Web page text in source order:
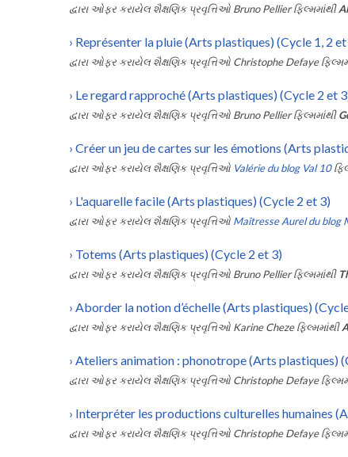
દ્વારા ઓફર કરાયેલ શૈક્ષણિક પ્રવૃત્તિઓ Bruno Pellier ફિલ્મમાંથી
› Représenter la pluie (Arts plastiques) (Cycle 1, 2 et
દ્વારા ઓફર કરાયેલ શૈક્ષણિક પ્રવૃત્તિઓ Christophe Defaye
› Le regard rapproché (Arts plastiques) (Cycle 2 et
દ્વારા ઓફર કરાયેલ શૈક્ષણિક પ્રવૃત્તિઓ Bruno Pellier ફિલ્મમાંથી
› Créer un jeu de cartes sur les émotions (Arts
દ્વારા ઓફર કરાયેલ શૈક્ષણિક પ્રવૃત્તિઓ Valérie du blog Val 10
› L'aquarelle facile (Arts plastiques) (Cycle 2 et 3)
દ્વારા ઓફર કરાયેલ શૈક્ષણિક પ્રવૃત્તિઓ Maîtresse Aurel du blog
› Totems (Arts plastiques) (Cycle 2 et 3)
દ્વારા ઓફર કરાયેલ શૈક્ષણિક પ્રવૃત્તિઓ Bruno Pellier ફિલ્મમાંથી
› Aborder la notion d’échelle (Arts plastiques)
દ્વારા ઓફર કરાયેલ શૈક્ષણિક પ્રવૃત્તિઓ Karine Cheze ફિલ્મમાંથી
› Ateliers animation : phonotrope (Arts plastiques)
દ્વારા ઓફર કરાયેલ શૈક્ષણિક પ્રવૃત્તિઓ Christophe Defaye
› Interpréter les productions culturelles humaines
દ્વારા ઓફર કરાયેલ શૈક્ષણિક પ્રવૃત્તિઓ Christophe Defaye